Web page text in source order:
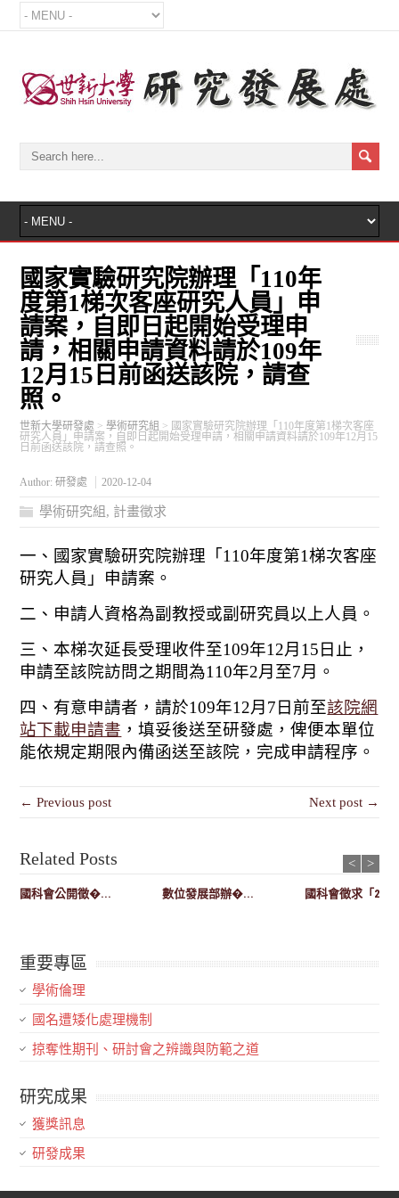
國家實驗研究院辦理「110年
度第1梯次客座研究人員」申
請案，自即日起開始受理申
請，相關申請資料請於109年
12月15日前函送該院，請查
照。
世新大學研發處 >學術研究組 > 國家實驗研究院辦理「110年度第1梯次客座
研究人員」申請案，自即日起開始受理申請，相關申請資料請於109年12月15
日前函送該院，請查照。
Author:研發處 2020-12-04
學術研究組, 計畫徵求
一、國家實驗研究院辦理「110年度第1梯次客座
研究人員」申請案。
二、申請人資格為副教授或副研究員以上人員。
三、本梯次延長受理收件至109年12月15日止，
申請至該院訪問之期間為110年2月至7月。
四、有意申請者，請於109年12月7日前至該院網
站下載申請書 ，填妥後送至研發處，俾便本單位
能依規定期限內備函送至該院，完成申請程序。
← Previous post Next post →
Related Posts
國科會公開徵�... 數位發展部辦�... 國科會徵求「20...
< >
重要專區
學術倫理
國名遭矮化處理機制
掠奪性期刊、研討會之辨識與防範之道
研究成果
獲獎訊息
研發成果